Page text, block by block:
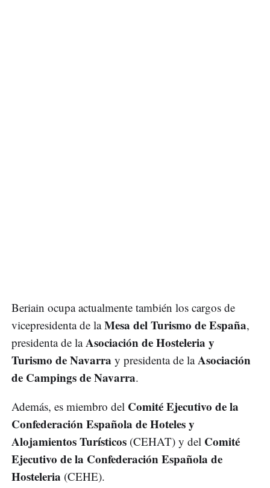
Beriain ocupa actualmente también los cargos de
vicepresidenta de laMesa del Turismo de España,
presidenta de laAsociación de Hosteleria y
Turismo de Navarra y presidenta de laAsociación
de Campings de Navarra.
Además, es miembro del Comité Ejecutivo de la
Confederación Española de Hoteles y
Alojamientos Turísticos (CEHAT) y del Comité
Ejecutivo de la Confederación Española de
Hosteleria (CEHE).